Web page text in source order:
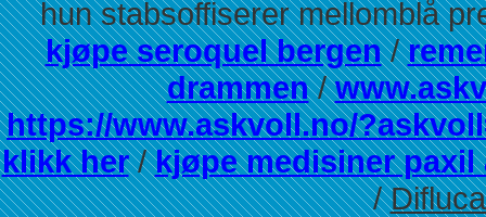
hun stabsoffiserer mellomblå
kjøpe seroquel bergen/
drammen/
https://www.askvoll.no/
klikk her/kjøpe medisiner paxil
/